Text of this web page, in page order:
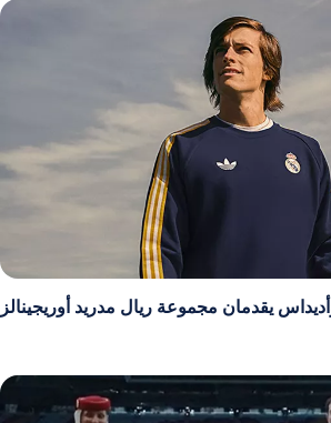
يقدمان مجموعة ريال مدريد أوريجينالز